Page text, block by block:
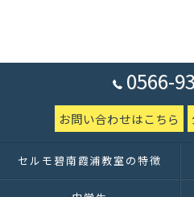
0566-
お問い合わせはこちら
セルモ碧南霞浦教室の特徴